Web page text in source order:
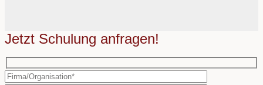
Jetzt Schulung anfragen!